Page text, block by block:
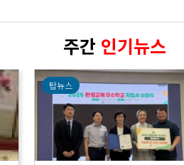
주간 인기뉴스
탑뉴스